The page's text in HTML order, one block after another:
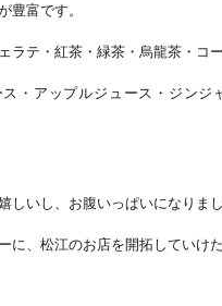
豊富です。
ラテ・紅茶・緑茶・烏龍茶・コ
・アップルジュース・ジンジ
しいし、お腹いっぱいになりまし
に、松江のお店を開拓していけ